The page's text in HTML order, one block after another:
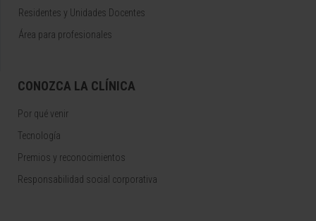
Residentes y Unidades Docentes
Área para profesionales
CONOZCA LA CLÍNICA
Por qué venir
Tecnología
Premios y reconocimientos
Responsabilidad social corporativa